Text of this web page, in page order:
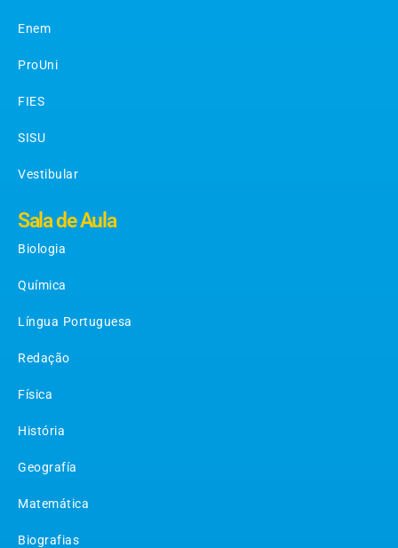
Enem
ProUni
FIES
SISU
Vestibular
Sala de Aula
Biologia
Química
Língua Portuguesa
Redação
Física
História
Geografía
Matemática
Biografias